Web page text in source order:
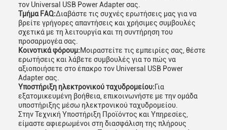
τον Universal USB Power Adapter σας.
Τμήμα FAQ:Διαβάστε τις συχνές ερωτήσεις μας για να
βρείτε γρήγορες απαντήσεις και χρήσιμες συμβουλές
σχετικά με τη λειτουργία και τη συντήρηση του
προσαρμογέα σας.
Κοινοτικά φόρουμ:Μοιραστείτε τις εμπειρίες σας, θέστε
ερωτήσεις και λάβετε συμβουλές για το πώς να
αξιοποιήσετε στο έπακρο τον Universal USB Power
Adapter σας.
Υποστήριξη ηλεκτρονικού ταχυδρομείου:Για
εξατομικευμένη βοήθεια, επικοινωνήστε με την ομάδα
υποστήριξης μέσω ηλεκτρονικού ταχυδρομείου.
Στην Τεχνική Υποστήριξη Προϊόντος και Υπηρεσίες,
είμαστε αφιερωμένοι στη διασφάλιση της πλήρους